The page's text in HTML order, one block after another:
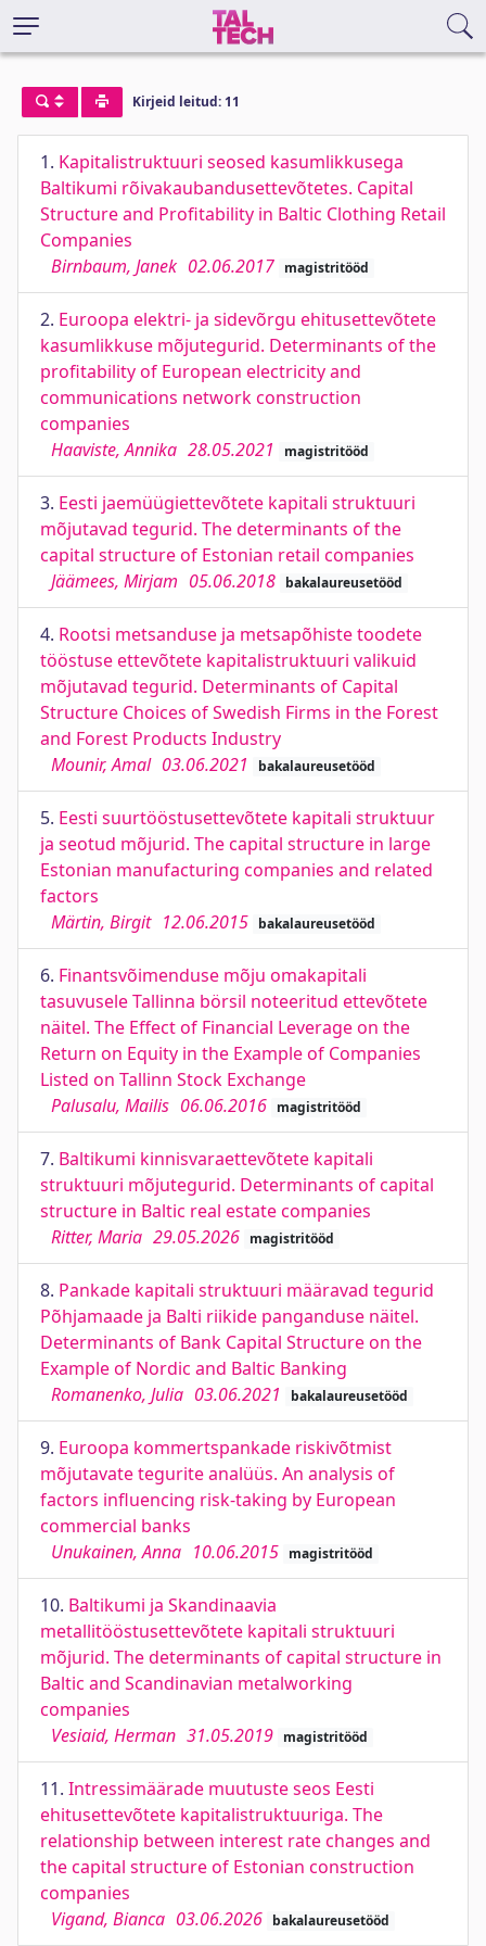
Kirjeid leitud: 11
1. Kapitalistruktuuri seosed kasumlikkusega
Baltikumi rõivakaubandusettevõtetes. Capital
Structure and Profitability in Baltic Clothing Retail
Companies
Birnbaum, Janek 02.06.2017 magistritööd
2. Euroopa elektri- ja sidevõrgu ehitusettevõtete
kasumlikkuse mõjutegurid. Determinants of the
profitability of European electricity and
communications network construction
companies
Haaviste, Annika 28.05.2021 magistritööd
3. Eesti jaemüügiettevõtete kapitali struktuuri
mõjutavad tegurid. The determinants of the
capital structure of Estonian retail companies
Jäämees, Mirjam 05.06.2018 bakalaureusetööd
4. Rootsi metsanduse ja metsapõhiste toodete
tööstuse ettevõtete kapitalistruktuuri valikuid
mõjutavad tegurid. Determinants of Capital
Structure Choices of Swedish Firms in the Forest
and Forest Products Industry
Mounir, Amal 03.06.2021 bakalaureusetööd
5. Eesti suurtööstusettevõtete kapitali struktuur
ja seotud mõjurid. The capital structure in large
Estonian manufacturing companies and related
factors
Märtin, Birgit 12.06.2015 bakalaureusetööd
6. Finantsvõimenduse mõju omakapitali
tasuvusele Tallinna börsil noteeritud ettevõtete
näitel. The Effect of Financial Leverage on the
Return on Equity in the Example of Companies
Listed on Tallinn Stock Exchange
Palusalu, Mailis 06.06.2016 magistritööd
7. Baltikumi kinnisvaraettevõtete kapitali
struktuuri mõjutegurid. Determinants of capital
structure in Baltic real estate companies
Ritter, Maria 29.05.2026 magistritööd
8. Pankade kapitali struktuuri määravad tegurid
Põhjamaade ja Balti riikide panganduse näitel.
Determinants of Bank Capital Structure on the
Example of Nordic and Baltic Banking
Romanenko, Julia 03.06.2021 bakalaureusetööd
9. Euroopa kommertspankade riskivõtmist
mõjutavate tegurite analüüs. An analysis of
factors influencing risk-taking by European
commercial banks
Unukainen, Anna 10.06.2015 magistritööd
10. Baltikumi ja Skandinaavia
metallitööstusettevõtete kapitali struktuuri
mõjurid. The determinants of capital structure in
Baltic and Scandinavian metalworking
companies
Vesiaid, Herman 31.05.2019 magistritööd
11. Intressimäärade muutuste seos Eesti
ehitusettevõtete kapitalistruktuuriga. The
relationship between interest rate changes and
the capital structure of Estonian construction
companies
Vigand, Bianca 03.06.2026 bakalaureusetööd